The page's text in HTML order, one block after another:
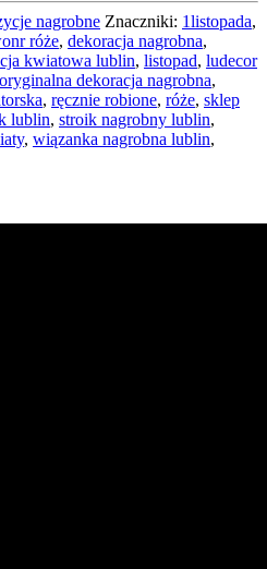
nagrobne Znaczniki: 1listopada,
róże, dekoracja nagrobna,
kwiatowa lublin, listopad, ludecor
oryginalna dekoracja nagrobna,
, ręcznie robione, róże, sklep
lublin, stroik nagrobny lublin,
, wiązanka nagrobna lublin,